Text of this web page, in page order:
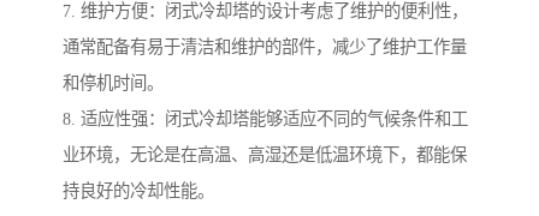
7. 维护方便：闭式冷却塔的设计考虑了维护的便利性，
通常配备有易于清洁和维护的部件，减少了维护工作量
和停机时间。
8. 适应性强：闭式冷却塔能够适应不同的气候条件和工
业环境，无论是在高温、高湿还是低温环境下，都能保
持良好的冷却性能。